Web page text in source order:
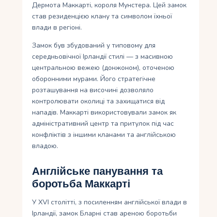
Дермота Маккарті, короля Мунстера. Цей замок
став резиденцією клану та символом їхньої
влади в регіоні.
Замок був збудований у типовому для
середньовічної Ірландії стилі — з масивною
центральною вежею (донжоном), оточеною
оборонними мурами. Його стратегічне
розташування на височині дозволяло
контролювати околиці та захищатися від
нападів. Маккарті використовували замок як
адміністративний центр та притулок під час
конфліктів з іншими кланами та англійською
владою.
Англійське панування та
боротьба Маккарті
У XVI столітті, з посиленням англійської влади в
Ірландії, замок Бларні став ареною боротьби